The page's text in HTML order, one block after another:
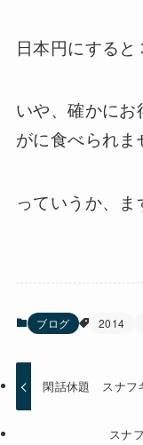
日本円にすると
いや、確かに
がに食べられま
っていうか、ま
ブログ 2014
閑話休題 スナフ
スナ